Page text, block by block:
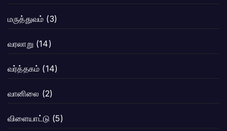
மருத்துவம் (3)
வரலாறு (14)
வர்த்தகம் (14)
வானிலை (2)
விளையாட்டு (5)